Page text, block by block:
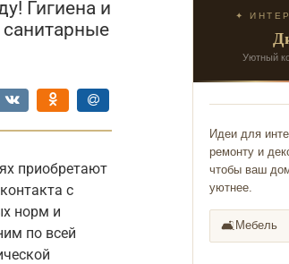
Гигиена и
приобретают
с
норм и
по всей
✦
Уютный
Идеи для
ремонту и
чтобы ваш
уютнее.
🛋️ Мебель